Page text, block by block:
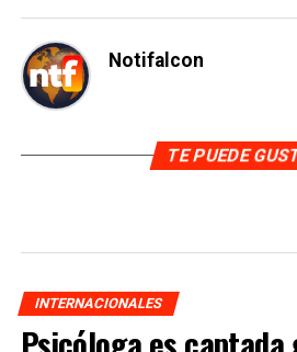
Notifalcon
TE PUEDE
INTERNACIONALES